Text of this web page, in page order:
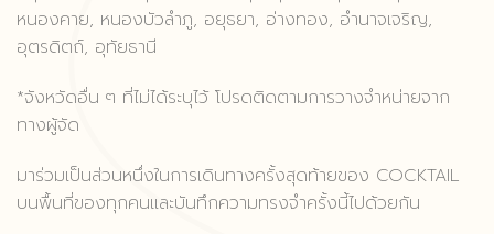
หนองคาย, หนองบัวลำภู, อยุธยา, อ่างทอง, อำนาจเจริญ,
อุตรดิตถ์, อุทัยธานี
*จังหวัดอื่น ๆ ที่ไม่ได้ระบุไว้ โปรดติดตามการวางจำหน่ายจาก
ทางผู้จัด
มาร่วมเป็นส่วนหนึ่งในการเดินทางครั้งสุดท้ายของ COCKTAIL
บนพื้นที่ของทุกคนและบันทึกความทรงจำครั้งนี้ไปด้วยกัน